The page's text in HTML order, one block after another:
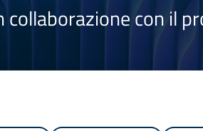
collaborazione con il